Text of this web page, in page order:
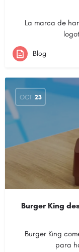
La marca de
Blog
OCT 23
Burger King
Burger King
para